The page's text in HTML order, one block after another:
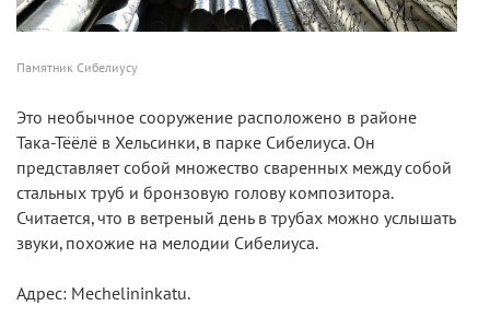
Памятник Сибелиусу
Это необычное сооружение расположено в районе
Така-Тёёлё в Хельсинки, в парке Сибелиуса. Он
представляет собой множество сваренных между собой
стальных труб и бронзовую голову композитора.
Считается, что в ветреный день в трубах можно услышать
звуки, похожие на мелодии Сибелиуса.
Адрес: Mechelininkatu.